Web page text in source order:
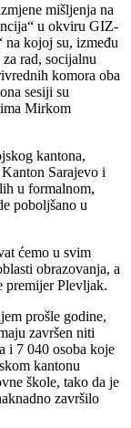
mišljenja na
u okviru GIZ-
na kojoj su, između
rad, socijalnu
komora oba
sesiji su
Mirkom
kantona,
Sarajevo i
u formalnom,
poboljšano u
ćemo u svim
obrazovanja, a
premijer Plevljak.
prošle godine,
završen niti
i 7 040 osoba koje
kantonu
škole, tako da je
završilo